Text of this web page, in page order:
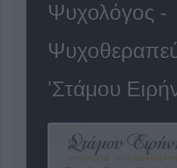
Ψυχολόγος -
'Στάμου